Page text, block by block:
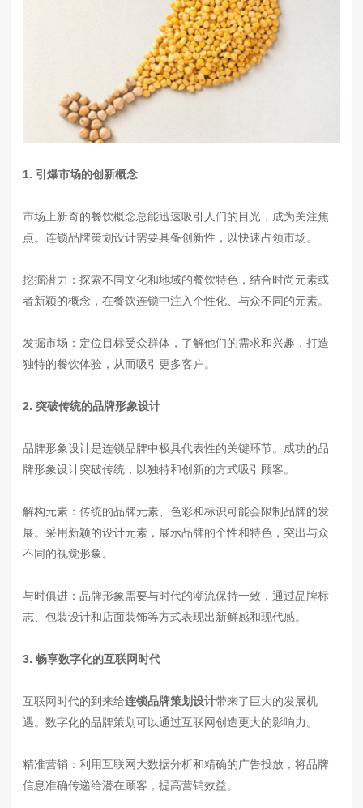
1. 引爆市场的创新概念
市场上新奇的餐饮概念总能迅速吸引人们的目光，成为关注焦
点。连锁品牌策划设计需要具备创新性，以快速占领市场。
挖掘潜力：探索不同文化和地域的餐饮特色，结合时尚元素或
者新颖的概念，在餐饮连锁中注入个性化、与众不同的元素。
发掘市场：定位目标受众群体，了解他们的需求和兴趣，打造
独特的餐饮体验，从而吸引更多客户。
2. 突破传统的品牌形象设计
品牌形象设计是连锁品牌中极具代表性的关键环节。成功的品
牌形象设计突破传统，以独特和创新的方式吸引顾客。
解构元素：传统的品牌元素、色彩和标识可能会限制品牌的发
展。采用新颖的设计元素，展示品牌的个性和特色，突出与众
不同的视觉形象。
与时俱进：品牌形象需要与时代的潮流保持一致，通过品牌标
志、包装设计和店面装饰等方式表现出新鲜感和现代感。
3. 畅享数字化的互联网时代
互联网时代的到来给连锁品牌策划设计带来了巨大的发展机
遇。数字化的品牌策划可以通过互联网创造更大的影响力。
精准营销：利用互联网大数据分析和精确的广告投放，将品牌
信息准确传递给潜在顾客，提高营销效益。